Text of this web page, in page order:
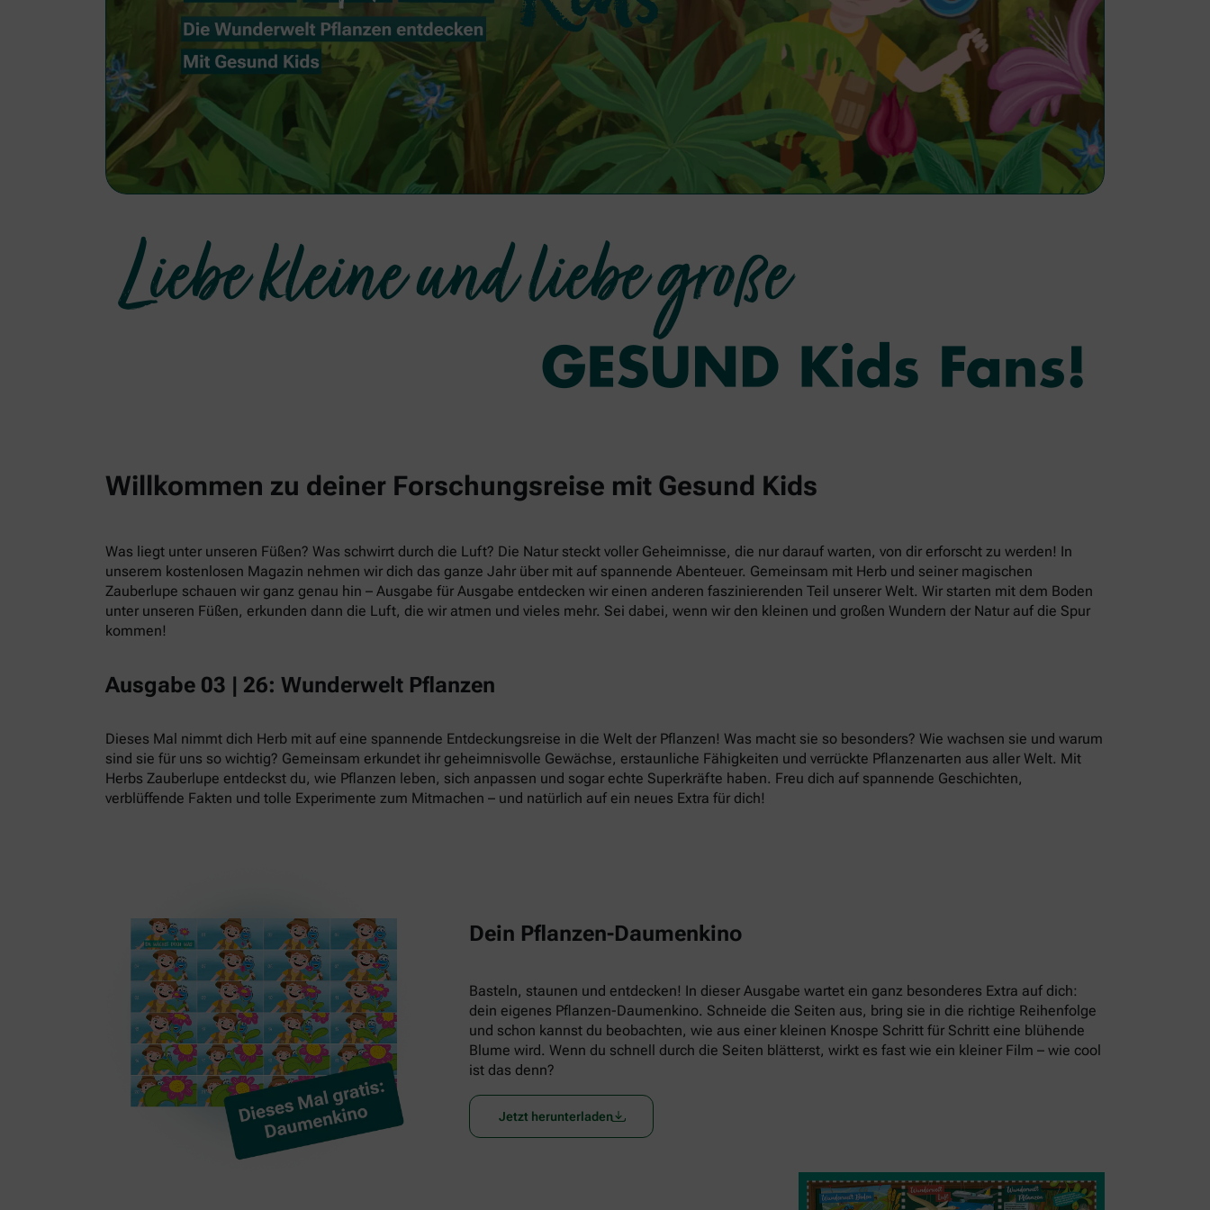
Willkommen zu deiner Forschungsreise mit Gesund Kids
Was liegt unter unseren Füßen? Was schwirrt durch die Luft? Die Natur steckt voller Geheimnisse, die nur darauf warten, von dir erforscht zu werden! In
unserem kostenlosen Magazin nehmen wir dich das ganze Jahr über mit auf spannende Abenteuer. Gemeinsam mit Herb und seiner magischen
Zauberlupe schauen wir ganz genau hin – Ausgabe für Ausgabe entdecken wir einen anderen faszinierenden Teil unserer Welt. Wir starten mit dem Boden
unter unseren Füßen, erkunden dann die Luft, die wir atmen und vieles mehr. Sei dabei, wenn wir den kleinen und großen Wundern der Natur auf die Spur
kommen!
Ausgabe 03 | 26: Wunderwelt Pflanzen
Dieses Mal nimmt dich Herb mit auf eine spannende Entdeckungsreise in die Welt der Pflanzen! Was macht sie so besonders? Wie wachsen sie und warum
sind sie für uns so wichtig? Gemeinsam erkundet ihr geheimnisvolle Gewächse, erstaunliche Fähigkeiten und verrückte Pflanzenarten aus aller Welt. Mit
Herbs Zauberlupe entdeckst du, wie Pflanzen leben, sich anpassen und sogar echte Superkräfte haben. Freu dich auf spannende Geschichten,
verblüffende Fakten und tolle Experimente zum Mitmachen – und natürlich auf ein neues Extra für dich!
Dein Pflanzen-Daumenkino
Basteln, staunen und entdecken! In dieser Ausgabe wartet ein ganz besonderes Extra auf dich:
dein eigenes Pflanzen-Daumenkino. Schneide die Seiten aus, bring sie in die richtige Reihenfolge
und schon kannst du beobachten, wie aus einer kleinen Knospe Schritt für Schritt eine blühende
Blume wird. Wenn du schnell durch die Seiten blätterst, wirkt es fast wie ein kleiner Film – wie cool
ist das denn?
Jetzt herunterladen